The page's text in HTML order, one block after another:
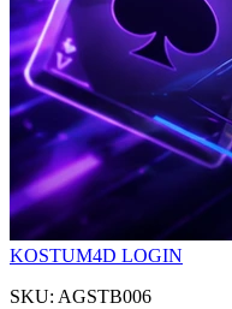
KOSTUM4D LOGIN
SKU: AGSTB006